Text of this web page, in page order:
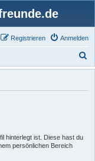
Anmelden
Registrieren
u
hinterlegt ist. Diese hast du
persönlichen Bereich